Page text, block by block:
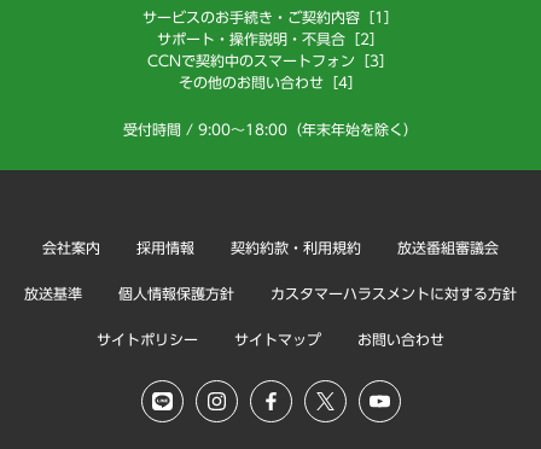
サービスのお手続き・ご契約内容［1］
サポート・操作説明・不具合［2］
CCNで契約中のスマートフォン［3］
その他のお問い合わせ［4］
受付時間 / 9:00～18:00（年末年始を除く）
会社案内 採用情報 契約約款・利用規約 放送番組審議会
放送基準 個人情報保護方針 カスタマーハラスメントに対する方針
サイトポリシー サイトマップ お問い合わせ